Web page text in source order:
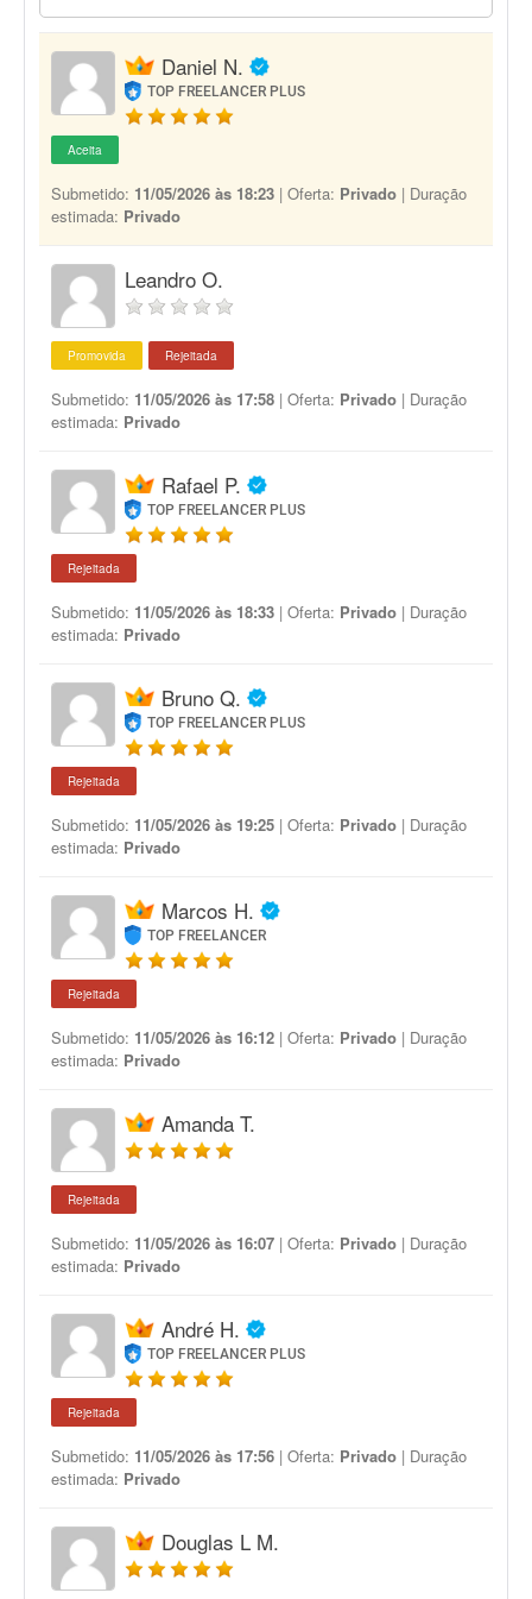
Daniel N.
TOP FREELANCER PLUS
Aceita
Submetido: 11/05/2026 às 18:23 | Oferta: Privado | Duração
estimada: Privado
Leandro O.
Promovida Rejeitada
Submetido: 11/05/2026 às 17:58 | Oferta: Privado | Duração
estimada: Privado
Rafael P.
TOP FREELANCER PLUS
Rejeitada
Submetido: 11/05/2026 às 18:33 | Oferta: Privado | Duração
estimada: Privado
Bruno Q.
TOP FREELANCER PLUS
Rejeitada
Submetido: 11/05/2026 às 19:25 | Oferta: Privado | Duração
estimada: Privado
Marcos H.
TOP FREELANCER
Rejeitada
Submetido: 11/05/2026 às 16:12 | Oferta: Privado | Duração
estimada: Privado
Amanda T.
Rejeitada
Submetido: 11/05/2026 às 16:07 | Oferta: Privado | Duração
estimada: Privado
André H.
TOP FREELANCER PLUS
Rejeitada
Submetido: 11/05/2026 às 17:56 | Oferta: Privado | Duração
estimada: Privado
Douglas L M.